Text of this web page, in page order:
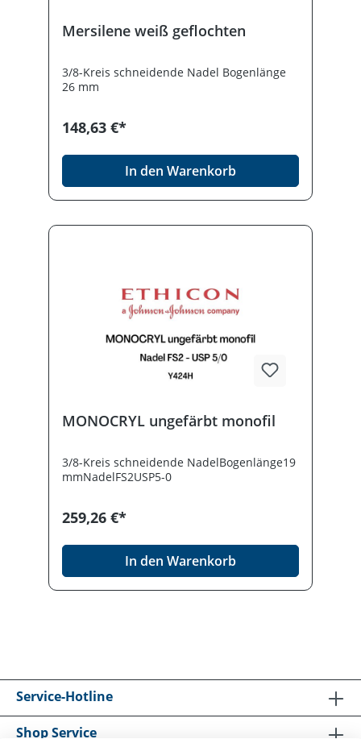
Mersilene weiß geflochten
3/8-Kreis schneidende Nadel Bogenlänge
26 mm
148,63 €*
In den Warenkorb
MONOCRYL ungefärbt monofil
3/8-Kreis schneidende NadelBogenlänge19
mmNadelFS2USP5-0
259,26 €*
In den Warenkorb
Service-Hotline
Shop Service